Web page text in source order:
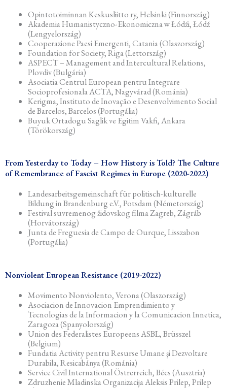
Opintotoiminnan Keskusliitto ry, Helsinki (Finnország)
Akademia Humanistyczno-Ekonomiczna w Łódźi, Łódź
(Lengyelország)
Cooperazione Paesi Emergenti, Catania (Olaszország)
Foundation for Society, Riga (Lettország)
ASPECT – Management and Intercultural Relations,
Plovdiv (Bulgária)
Asociatia Centrul European pentru Integrare
Socioprofesionala ACTA, Nagyvárad (Románia)
Kerigma, Instituto de Inovação e Desenvolvimento Social
de Barcelos, Barcelos (Portugália)
Buyuk Ortadogu Saglik ve Egitim Vakfi, Ankara
(Törökország)
From Yesterday to Today – How History is Told? The Culture
of Remembrance of Fascist Regimes in Europe (2020-2022)
Landesarbeitsgemeinschaft für politisch-kulturelle
Bildung in Brandenburg e.V., Potsdam (Németország)
Festival suvremenog židovskog filma Zagreb, Zágráb
(Horvátország)
Junta de Freguesia de Campo de Ourque, Lisszabon
(Portugália)
Nonviolent European Resistance (2019-2022)
Movimento Nonviolento, Verona (Olaszország)
Asociacion de Innovacion Emprendimiento y
Tecnologias de la Informacion y la Comunicacion Innetica,
Zaragoza (Spanyolország)
Union des Federalistes Europeens ASBL, Brüsszel
(Belgium)
Fundatia Activity pentru Resurse Umane şi Dezvoltare
Durabila, Resicabánya (Románia)
Service Civil International Östrerreich, Bécs (Ausztria)
Zdruzhenie Mladinska Organizacija Aleksis Prilep, Prilep